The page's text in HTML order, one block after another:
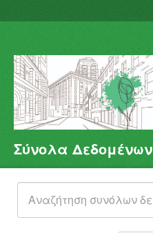
Σύνολα Δεδομένων
Φορείς
Ομάδες
Σχετικά
Σύνολα Δεδομένων